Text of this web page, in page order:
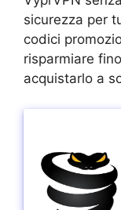
sicurezza per
codici
risparmiare
acquistarlo a